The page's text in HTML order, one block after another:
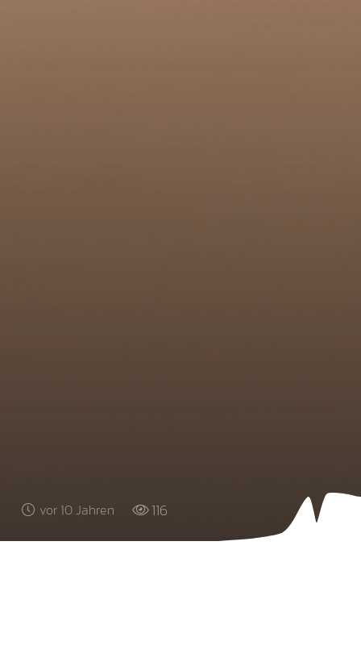
vor 10 Jahren 116